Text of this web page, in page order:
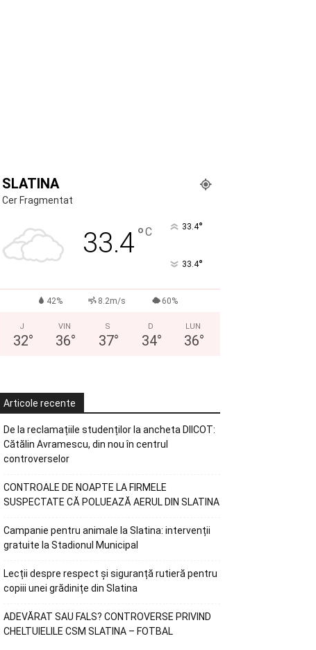
SLATINA
Cer Fragmentat
33.4°C 33.4°
33.4°
42% 8.2m/s 60%
J
32°
VIN
36°
S
37°
D
34°
LUN
36°
Articole recente
De la reclamațiile studenților la ancheta DIICOT:
Cătălin Avramescu, din nou în centrul
controverselor
CONTROALE DE NOAPTE LA FIRMELE
SUSPECTATE CĂ POLUEAZĂ AERUL DIN SLATINA
Campanie pentru animale la Slatina: intervenții
gratuite la Stadionul Municipal
Lecții despre respect și siguranță rutieră pentru
copiii unei grădinițe din Slatina
ADEVĂRAT SAU FALS? CONTROVERSE PRIVIND
CHELTUIELILE CSM SLATINA – FOTBAL